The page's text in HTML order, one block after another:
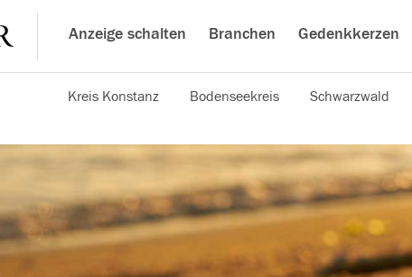
Anzeige schalten Branchen Gedenkkerzen
Kreis Konstanz Bodenseekreis Schwarzwald